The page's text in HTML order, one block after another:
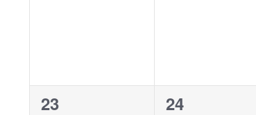
0
23
0
24